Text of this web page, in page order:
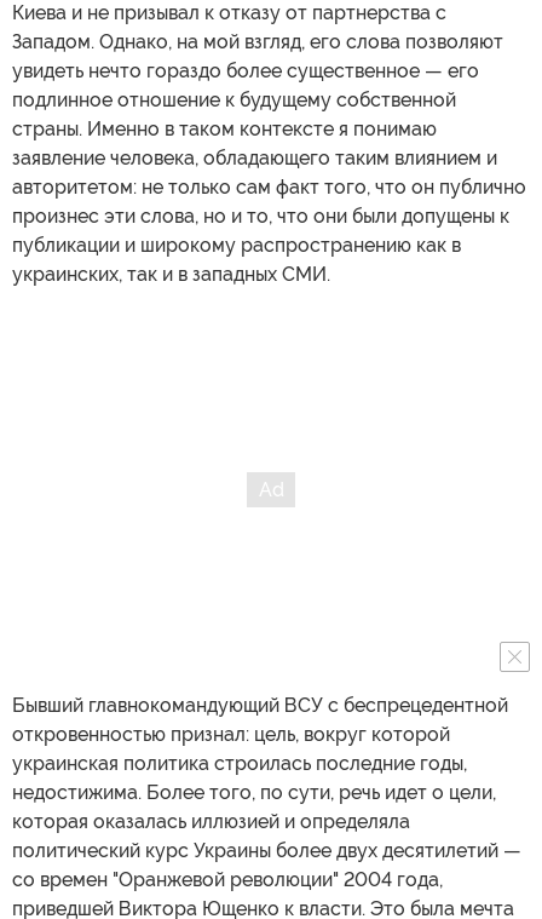
Киева и не призывал к отказу от партнерства с
Западом. Однако, на мой взгляд, его слова позволяют
увидеть нечто гораздо более существенное — его
подлинное отношение к будущему собственной
страны. Именно в таком контексте я понимаю
заявление человека, обладающего таким влиянием и
авторитетом: не только сам факт того, что он публично
произнес эти слова, но и то, что они были допущены к
публикации и широкому распространению как в
украинских, так и в западных СМИ.
Бывший главнокомандующий ВСУ с беспрецедентной
откровенностью признал: цель, вокруг которой
украинская политика строилась последние годы,
недостижима. Более того, по сути, речь идет о цели,
которая оказалась иллюзией и определяла
политический курс Украины более двух десятилетий —
со времен "Оранжевой революции" 2004 года,
приведшей Виктора Ющенко к власти. Это была мечта